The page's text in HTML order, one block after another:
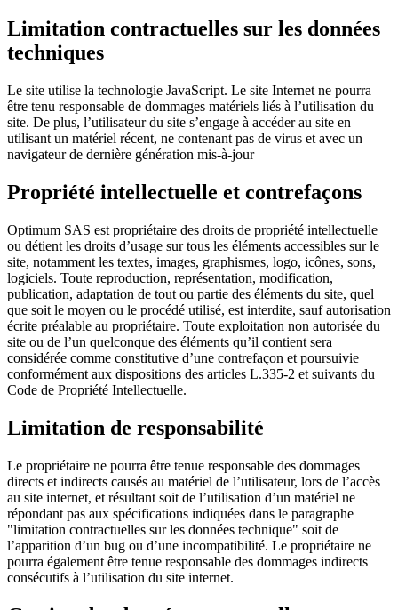
Limitation contractuelles sur les données
techniques
Le site utilise la technologie JavaScript. Le site Internet ne pourra
être tenu responsable de dommages matériels liés à l’utilisation du
site. De plus, l’utilisateur du site s’engage à accéder au site en
utilisant un matériel récent, ne contenant pas de virus et avec un
navigateur de dernière génération mis-à-jour
Propriété intellectuelle et contrefaçons
Optimum SAS est propriétaire des droits de propriété intellectuelle
ou détient les droits d’usage sur tous les éléments accessibles sur le
site, notamment les textes, images, graphismes, logo, icônes, sons,
logiciels. Toute reproduction, représentation, modification,
publication, adaptation de tout ou partie des éléments du site, quel
que soit le moyen ou le procédé utilisé, est interdite, sauf autorisation
écrite préalable au propriétaire. Toute exploitation non autorisée du
site ou de l’un quelconque des éléments qu’il contient sera
considérée comme constitutive d’une contrefaçon et poursuivie
conformément aux dispositions des articles L.335-2 et suivants du
Code de Propriété Intellectuelle.
Limitation de responsabilité
Le propriétaire ne pourra être tenue responsable des dommages
directs et indirects causés au matériel de l’utilisateur, lors de l’accès
au site internet, et résultant soit de l’utilisation d’un matériel ne
répondant pas aux spécifications indiquées dans le paragraphe
"limitation contractuelles sur les données technique" soit de
l’apparition d’un bug ou d’une incompatibilité. Le propriétaire ne
pourra également être tenue responsable des dommages indirects
consécutifs à l’utilisation du site internet.